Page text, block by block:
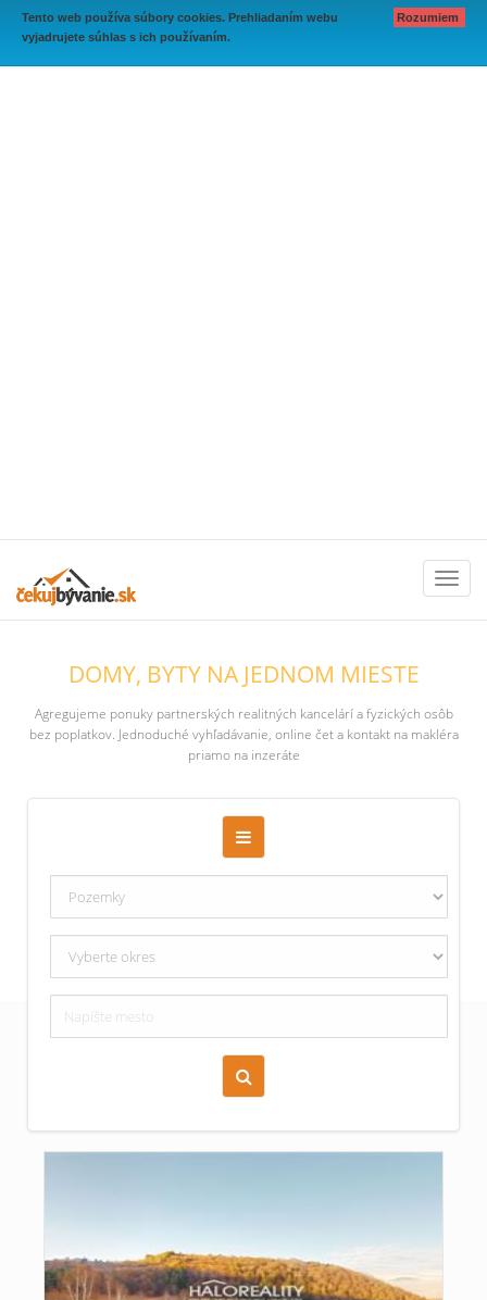
Tento web používa súbory cookies. Prehliadaním webu
vyjadrujete súhlas s ich používaním.
Rozumiem
DOMY, BYTY NA JEDNOM MIESTE
Agregujeme ponuky partnerských realitných kancelárí a fyzických osôb
bez poplatkov. Jednoduché vyhľadávanie, online čet a kontakt na makléra
priamo na inzeráte
Zoraď podľa času pridania